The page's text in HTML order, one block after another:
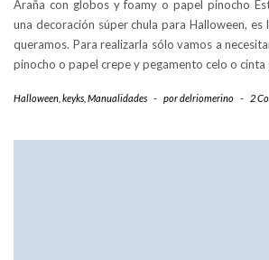
Araña con globos y foamy o papel pinocho
una decoración súper chula para Halloween,
queramos. Para realizarla sólo vamos a
pinocho o papel crepe y pegamento celo o cinta
Halloween keyks Manualidades - pordelriomerino - 2